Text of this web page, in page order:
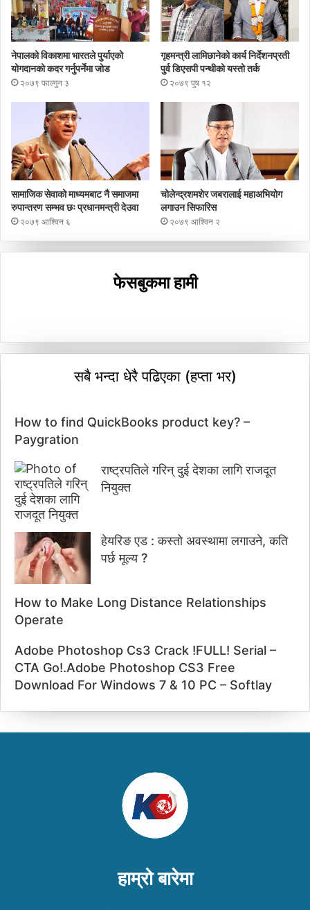
नेपालको विकाशमा भारतले पुर्याएको
योगदानको कदर गर्नुपर्नेमा जोड
२०७९ फाल्गुन ३
गृहमन्त्री लामिछानेको कार्य निर्देशनप्रती
पुर्व डिएसपी पन्थीको यस्तो तर्क
२०७९ पुष १२
सामाजिक सेवाको माध्यमबाट नै समाजमा
रुपान्तरण सम्भव छः प्रधानमन्त्री देउवा
२०७९ आश्विन ६
चोलेन्द्रशमशेर जबरालाई महाअभियोग
लगाउन सिफारिस
२०७९ आश्विन २
फेसबुकमा हामी
सबै भन्दा धेरै पढिएका (हप्ता भर)
How to find QuickBooks product key? –
Paygration
राष्ट्रपतिले गरिन् दुई देशका लागि राजदूत
नियुक्त
हेयरिङ एड : कस्तो अवस्थामा लगाउने, कति
पर्छ मूल्य ?
How to Make Long Distance Relationships
Operate
Adobe Photoshop Cs3 Crack !FULL! Serial –
CTA Go!.Adobe Photoshop CS3 Free
Download For Windows 7 & 10 PC – Softlay
हाम्रो बारेमा